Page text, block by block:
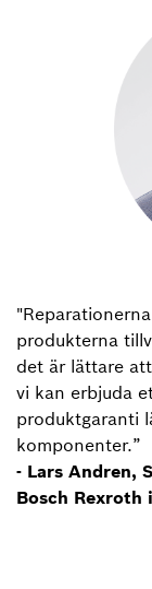
produkterna
det är lättare
vi kan erbjuda
produktgaranti
komponenter.”
- Lars Andren,
Bosch Rexroth